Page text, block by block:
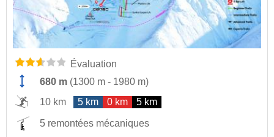
Évaluation
680 m (1300 m - 1980 m)
10 km
5 km 0 km 5 km
5 remontées mécaniques